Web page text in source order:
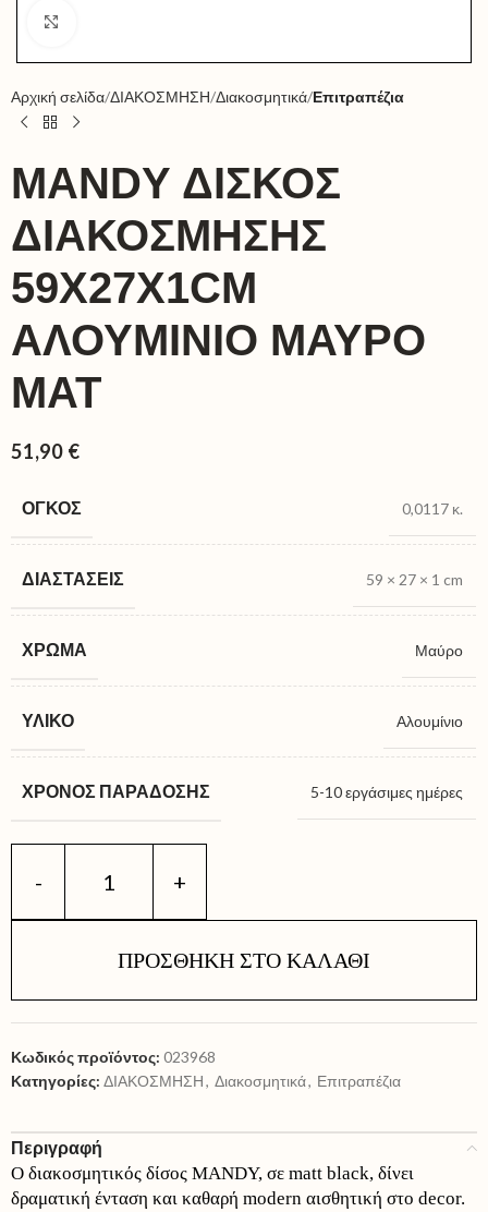
Αρχική σελίδα ΔΙΑΚΟΣΜΗΣΗ Διακοσμητικά Επιτραπέζια
MANDY ΔΙΣΚΟΣ
ΔΙΑΚΟΣΜΗΣΗΣ
59X27X1CM
ΑΛΟΥΜΙΝΙΟ ΜΑΥΡΟ
ΜΑΤ
51,90 €
ΌΓΚΟΣ 0,0117 κ.
ΔΙΑΣΤΆΣΕΙΣ 59 × 27 × 1 cm
ΧΡΏΜΑ Μαύρο
ΥΛΙΚΌ Αλουμίνιο
ΧΡΌΝΟΣ ΠΑΡΆΔΟΣΗΣ 5-10 εργάσιμες ημέρες
ΠΡΟΣΘΉΚΗ ΣΤΟ ΚΑΛΆΘΙ
Κωδικός προϊόντος: 023968
Κατηγορίες: ΔΙΑΚΟΣΜΗΣΗ, Διακοσμητικά, Επιτραπέζια
Περιγραφή
Ο διακοσμητικός δίσος MANDY, σε matt black, δίνει
δραματική ένταση και καθαρή modern αισθητική στο decor.